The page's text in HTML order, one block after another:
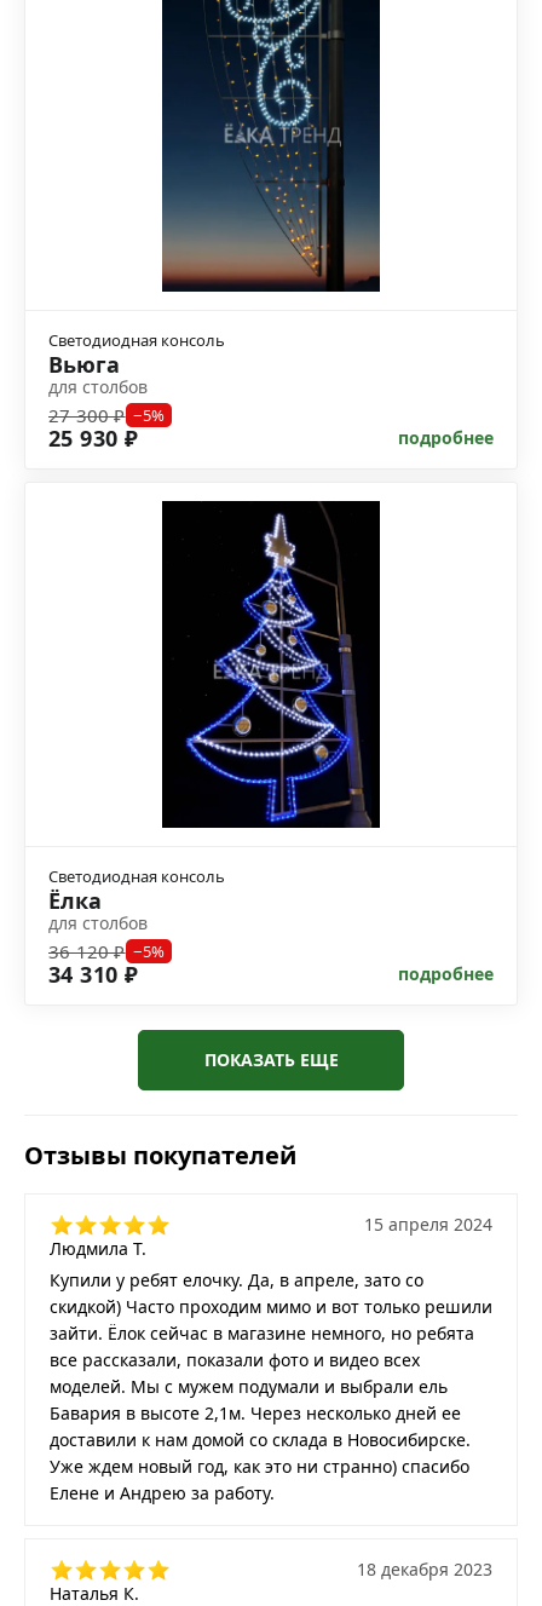
Светодиодная консоль
Вьюга
для столбов
27 300 ₽ −5%
25 930 ₽ подробнее
Светодиодная консоль
Ёлка
для столбов
36 120 ₽ −5%
34 310 ₽ подробнее
ПОКАЗАТЬ ЕЩЕ
Отзывы покупателей
Людмила Т.
15 апреля 2024
Купили у ребят елочку. Да, в апреле, зато со
скидкой) Часто проходим мимо и вот только решили
зайти. Ёлок сейчас в магазине немного, но ребята
все рассказали, показали фото и видео всех
моделей. Мы с мужем подумали и выбрали ель
Бавария в высоте 2,1м. Через несколько дней ее
доставили к нам домой со склада в Новосибирске.
Уже ждем новый год, как это ни странно) спасибо
Елене и Андрею за работу.
Наталья К.
18 декабря 2023